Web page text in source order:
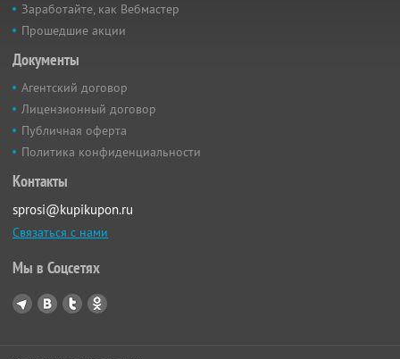
Заработайте, как Вебмастер
Прошедшие акции
Документы
Агентский договор
Лицензионный договор
Публичная оферта
Политика конфиденциальности
Контакты
sprosi@kupikupon.ru
Связаться с нами
Мы в Соцсетях